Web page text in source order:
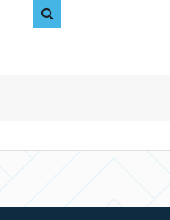
Cerca corsi